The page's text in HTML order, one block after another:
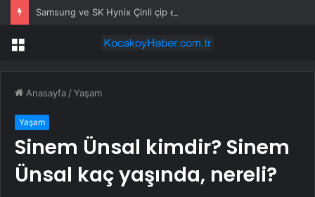
Samsung ve SK Hynix Çinli çip ekipmanlarını test ediyorlar
Menü
Anasayfa /Yaşam
Yaşam
Sinem Ünsal kimdir? Sinem
Ünsal kaç yaşında, nereli?